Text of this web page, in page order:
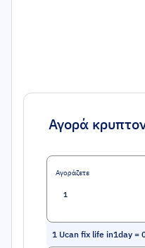
Αγορά
Αγοράζετε
1 Ucan fix life in1day =